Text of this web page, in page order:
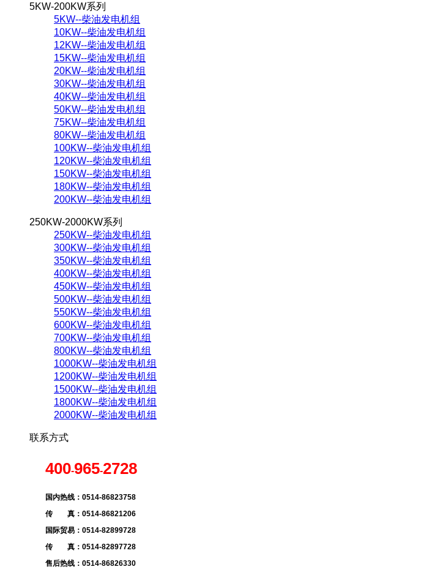
5KW-200KW系列
5KW--柴油发电机组
10KW--柴油发电机组
12KW--柴油发电机组
15KW--柴油发电机组
20KW--柴油发电机组
30KW--柴油发电机组
40KW--柴油发电机组
50KW--柴油发电机组
75KW--柴油发电机组
80KW--柴油发电机组
100KW--柴油发电机组
120KW--柴油发电机组
150KW--柴油发电机组
180KW--柴油发电机组
200KW--柴油发电机组
250KW-2000KW系列
250KW--柴油发电机组
300KW--柴油发电机组
350KW--柴油发电机组
400KW--柴油发电机组
450KW--柴油发电机组
500KW--柴油发电机组
550KW--柴油发电机组
600KW--柴油发电机组
700KW--柴油发电机组
800KW--柴油发电机组
1000KW--柴油发电机组
1200KW--柴油发电机组
1500KW--柴油发电机组
1800KW--柴油发电机组
2000KW--柴油发电机组
联系方式
400-965-2728
国内热线：0514-86823758
传 真：0514-86821206
国际贸易：0514-82899728
传 真：0514-82897728
售后热线：0514-86826330